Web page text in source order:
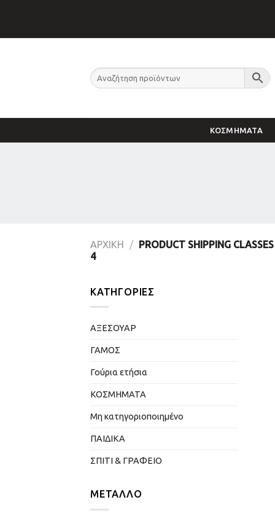
content
ΚΟΣΜΗΜΑΤΑ
ΑΡΧΙΚΉ / PRODUCT SHIPPING CLASSES
4
ΚΑΤΗΓΟΡΊΕΣ
ΑΞΕΣΟΥΑΡ
ΓΑΜΟΣ
Γούρια ετήσια
ΚΟΣΜΗΜΑΤΑ
Μη κατηγοριοποιημένο
ΠΑΙΔΙΚΑ
ΣΠΙΤΙ & ΓΡΑΦΕΙΟ
ΜΈΤΑΛΛΟ